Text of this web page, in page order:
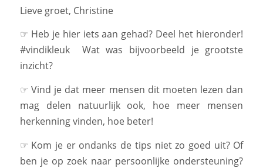
Lieve groet, Christine
☞ Heb je hier iets aan gehad? Deel het hieronder!
#vindikleuk Wat was bijvoorbeeld je grootste
inzicht?
☞ Vind je dat meer mensen dit moeten lezen dan
mag delen natuurlijk ook, hoe meer mensen
herkenning vinden, hoe beter!
☞ Kom je er ondanks de tips niet zo goed uit? Of
ben je op zoek naar persoonlijke ondersteuning?